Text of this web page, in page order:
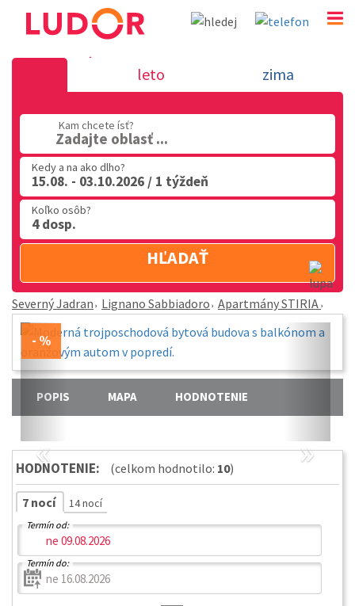
Apartmány STIRIA - Lignano Sabbiadoro -
leto zima
Kam chcete ísť?
Zadajte oblasť ...
Kedy a na ako dlho?
15.08. - 03.10.2026 / 1 týždeň
Koľko osôb?
4 dosp.
HĽADAŤ
Severný Jadran Lignano Sabbiadoro Apartmány STIRIA
« »
POPIS MAPA HODNOTENIE
HODNOTENIE: (celkom hodnotilo: 10)
7 nocí 14 nocí
Termín od:
Termín do: